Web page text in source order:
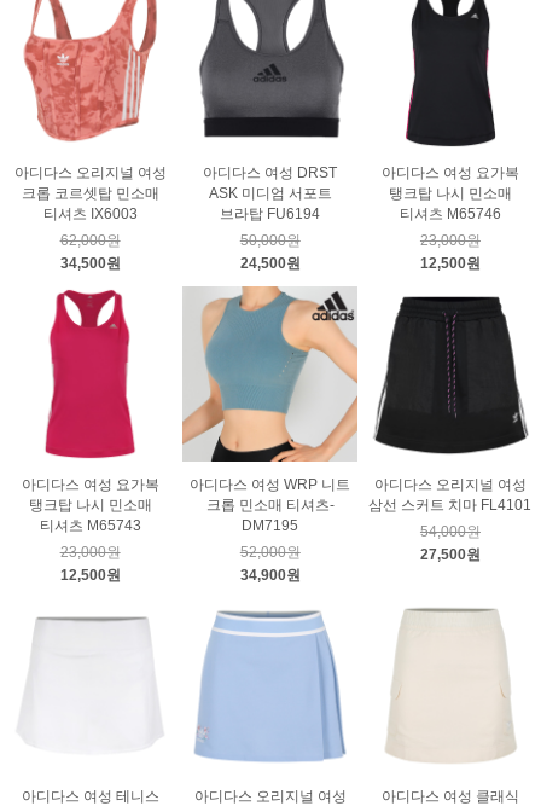
아디다스 오리지널 여성
크롭 코르셋탑 민소매
티셔츠 IX6003
62,000원
34,500원
아디다스 여성 DRST
ASK 미디엄 서포트
브라탑 FU6194
50,000원
24,500원
아디다스 여성 요가복
탱크탑 나시 민소매
티셔츠 M65746
23,000원
12,500원
아디다스 여성 요가복
탱크탑 나시 민소매
티셔츠 M65743
23,000원
12,500원
아디다스 여성 WRP 니트
크롭 민소매 티셔츠-
DM7195
52,000원
34,900원
아디다스 오리지널 여성
삼선 스커트 치마 FL4101
54,000원
27,500원
아디다스 여성 테니스
아디다스 오리지널 여성
아디다스 여성 클래식